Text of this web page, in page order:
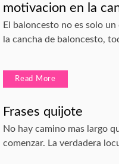
motivacion en la
El baloncesto no es solo
la cancha de baloncesto,
Read More
Frases quijote
No hay camino mas largo
comenzar. La verdadera